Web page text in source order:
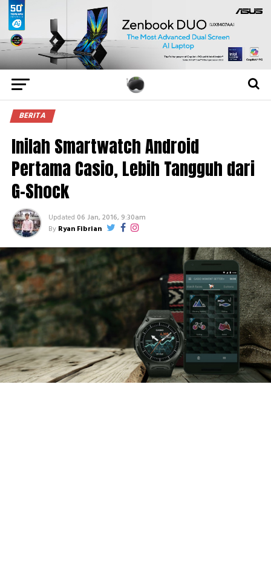
BERITA
Inilah Smartwatch Android
Pertama Casio, Lebih Tangguh dari
G-Shock
Updated 06 Jan, 2016, 9:30am
By Ryan Fibrian